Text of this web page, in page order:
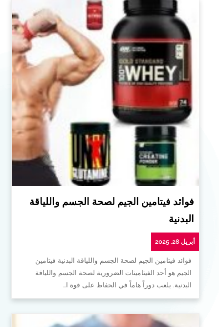
فوائد فيتامين الجيم لصحة الجسم واللياقة
البدنية
أبريل 28, 2025
فوائد فيتامين الجيم لصحة الجسم واللياقة البدنية فيتامين
الجيم هو أحد الفيتامينات الضرورية لصحة الجسم واللياقة
البدنية. يلعب دوراً هاماً في الحفاظ على قوة ا…